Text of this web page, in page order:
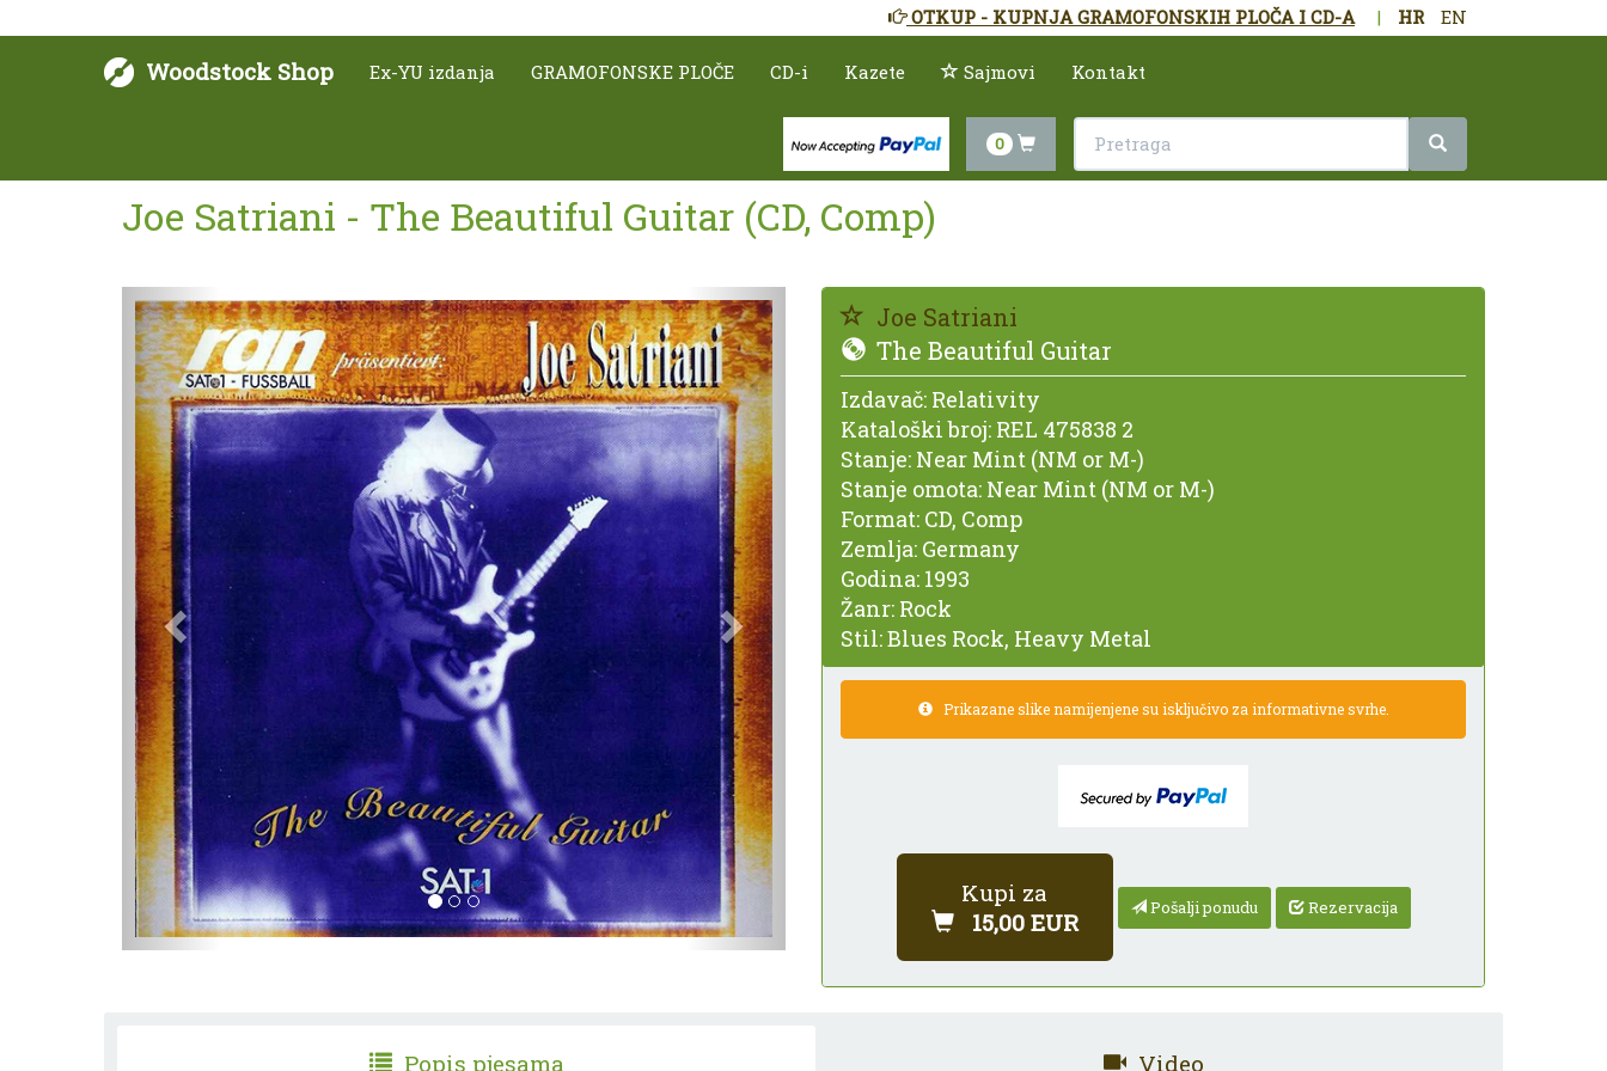
HR EN
|
OTKUP - KUPNJA GRAMOFONSKIH PLOČA I CD-A
Woodstock Shop Ex-YU izdanja GRAMOFONSKE PLOČE CD-i Kazete Sajmovi Kontakt
0
Joe Satriani - The Beautiful Guitar (CD, Comp)
Sljedeće Prethodno
Joe Satriani
The Beautiful Guitar
Izdavač: Relativity
Kataloški broj: REL 475838 2
Stanje: Near Mint (NM or M-)
Stanje omota: Near Mint (NM or M-)
Format: CD, Comp
Zemlja: Germany
Godina: 1993
Žanr: Rock
Stil:Blues Rock, Heavy Metal
Prikazane slike namijenjene su isključivo za informativne svrhe.
Kupi za
15,00 EUR
Pošalji ponudu Rezervacija
Popis pjesama Video